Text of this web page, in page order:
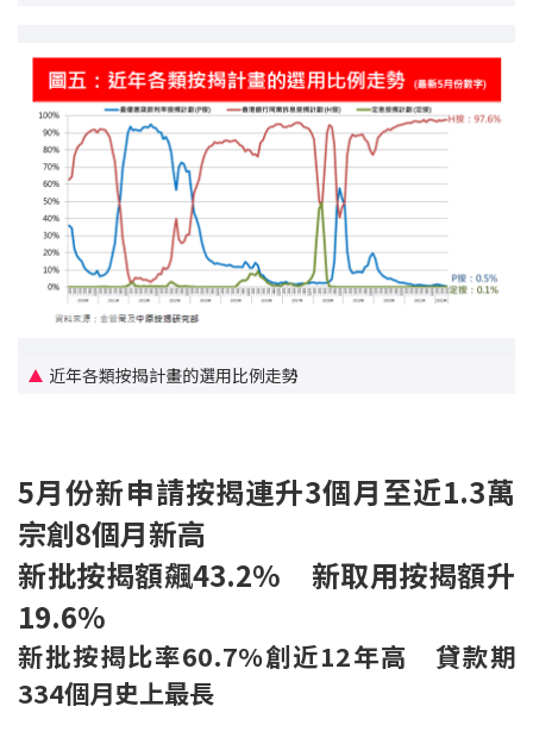
免費裝修轉介服務
裝修設計專欄
火險、家居、寵物保險
保險資訊專欄
聯絡我們
條款及細則
私隱政策
本網頁所提供資料僅作參考用途。
若因錯漏而引致任何不便或損失，中原按揭概不負責。
本網站採用無障礙網頁設計，如有任何問題，可查詢：
近年各類按揭計畫的選用比例走勢
5月份新申請按揭連升3個月至近1.3萬
宗創8個月新高
新批按揭額飆43.2% 新取用按揭額升
19.6%
新批按揭比率60.7%創近12年高 貸款期
334個月史上最長